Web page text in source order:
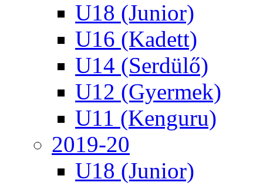
U18 (Junior)
U16 (Kadett)
U14 (Serdülő)
U12 (Gyermek)
U11 (Kenguru)
2019-20
U18 (Junior)